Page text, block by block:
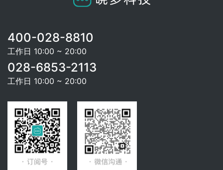
400-028-8810
工作日 10:00 ~ 20:00
028-6853-2113
工作日 10:00 ~ 20:00